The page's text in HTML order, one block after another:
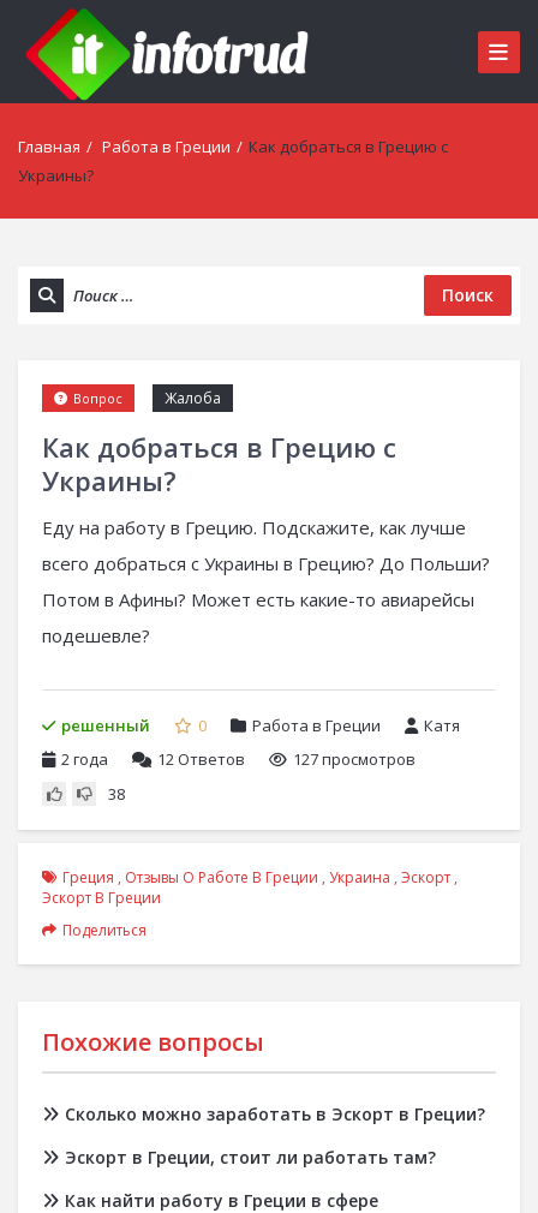
Главная / Работа в Греции / Как добраться в Грецию с
Украины?
Поиск
Как добраться в Грецию с
Украины?
Жалоба
Вопрос
Еду на работу в Грецию. Подскажите, как лучше
всего добраться с Украины в Грецию? До Польши?
Потом в Афины? Может есть какие-то авиарейсы
подешевле?
решенный 0 Работа в Греции
Катя
2 года
12Ответов
127 просмотров
38
Греция , Отзывы О Работе В Греции , Украина , Эскорт ,
Эскорт В Греции
Поделиться
Похожие вопросы
Сколько можно заработать в Эскорт в Греции?
Эскорт в Греции, стоит ли работать там?
Как найти работу в Греции в сфере